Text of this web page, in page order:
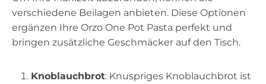
verschiedene Beilagen anbieten. Diese Optionen
ergänzen Ihre Orzo One Pot Pasta perfekt und
bringen zusätzliche Geschmäcker auf den Tisch.
Knoblauchbrot: Knuspriges Knoblauchbrot ist